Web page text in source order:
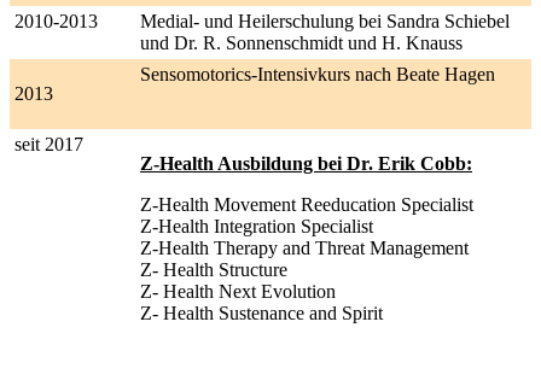
2010-2013
Medial- und Heilerschulung bei Sandra Schiebel
und Dr. R. Sonnenschmidt und H. Knauss
2013
Sensomotorics-Intensivkurs nach Beate Hagen
seit 2017
Z-Health Ausbildung bei Dr. Erik Cobb:
Z-Health Movement Reeducation Specialist
Z-Health Integration Specialist
Z-Health Therapy and Threat Management
Z- Health Structure
Z- Health Next Evolution
Z- Health Sustenance and Spirit